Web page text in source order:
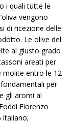
i quali tutte le
vengono
di ricezione delle
Le olive del
al giusto grado
areati per
molite entro le 12
per
gli aromi al
Fiorenzo
italiano;